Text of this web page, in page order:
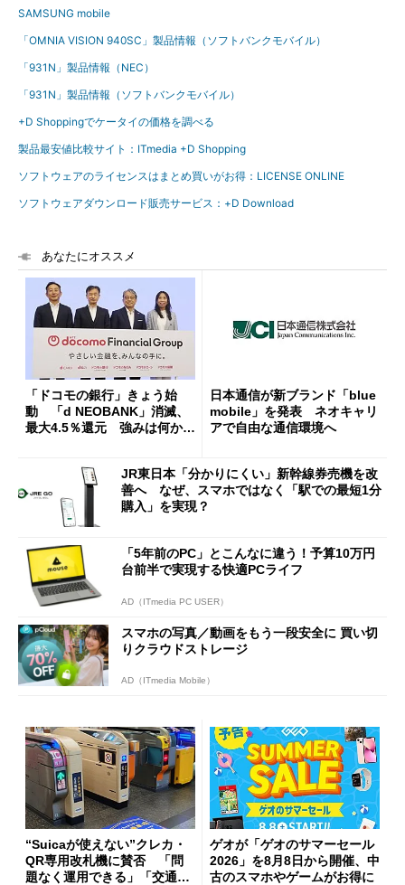
SAMSUNG mobile
「OMNIA VISION 940SC」製品情報（ソフトバンクモバイル）
「931N」製品情報（NEC）
「931N」製品情報（ソフトバンクモバイル）
+D Shoppingでケータイの価格を調べる
製品最安値比較サイト：ITmedia +D Shopping
ソフトウェアのライセンスはまとめ買いがお得：LICENSE ONLINE
ソフトウェアダウンロード販売サービス：+D Download
あなたにオススメ
「ドコモの銀行」きょう始
動 「d NEOBANK」消滅、
最大4.5％還元 強みは何か解
日本通信が新ブランド「blue
mobile」を発表 ネオキャリ
アで自由な通信環境へ
JR東日本「分かりにくい」新幹線券売機を改
善へ なぜ、スマホではなく「駅での最短1分
購入」を実現？
「5年前のPC」とこんなに違う！予算10万円
台前半で実現する快適PCライフ
AD（ITmedia PC USER）
スマホの写真／動画をもう一段安全に 買い切
りクラウドストレージ
AD（ITmedia Mobile）
“Suicaが使えない”クレカ・
QR専用改札機に賛否 「問
題なく運用できる」「交通系I
ゲオが「ゲオのサマーセール
2026」を8月8日から開催、中
古のスマホやゲームがお得に